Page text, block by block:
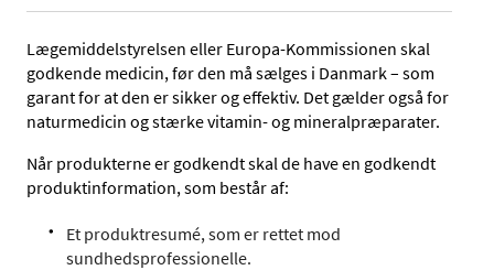
Lægemiddelstyrelsen eller Europa-Kommissionen skal
godkende medicin, før den må sælges i Danmark – som
garant for at den er sikker og effektiv. Det gælder også for
naturmedicin og stærke vitamin- og mineralpræparater.
Når produkterne er godkendt skal de have en godkendt
produktinformation, som består af:
Et produktresumé, som er rettet mod
sundhedsprofessionelle.